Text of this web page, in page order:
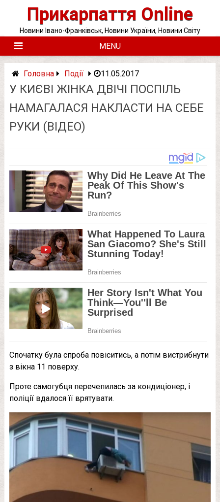
Прикарпаття Online
Новини Івано-Франківськ, Новини України, Новини Світу
MENU
Головна Події 11.05.2017
У КИЄВІ ЖІНКА ДВІЧІ ПОСПІЛЬ
НАМАГАЛАСЯ НАКЛАСТИ НА СЕБЕ
РУКИ (ВІДЕО)
Спочатку була спроба повіситись, а потім вистрибнути
з вікна 11 поверху.
Проте самогубця перечепилась за кондиціонер, і
поліції вдалося її врятувати.